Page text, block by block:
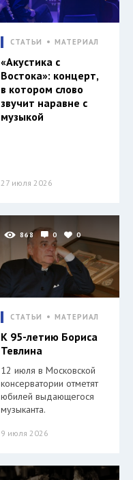
СТАТЬИ МАТЕРИАЛ
«Акустика с
Востока»: концерт,
в котором слово
звучит наравне с
музыкой
27 июля 2026
868 0 0
СТАТЬИ МАТЕРИАЛ
К 95-летию Бориса
Тевлина
12 июля в Московской
консерватории отметят
юбилей выдающегося
музыканта.
9 июля 2026